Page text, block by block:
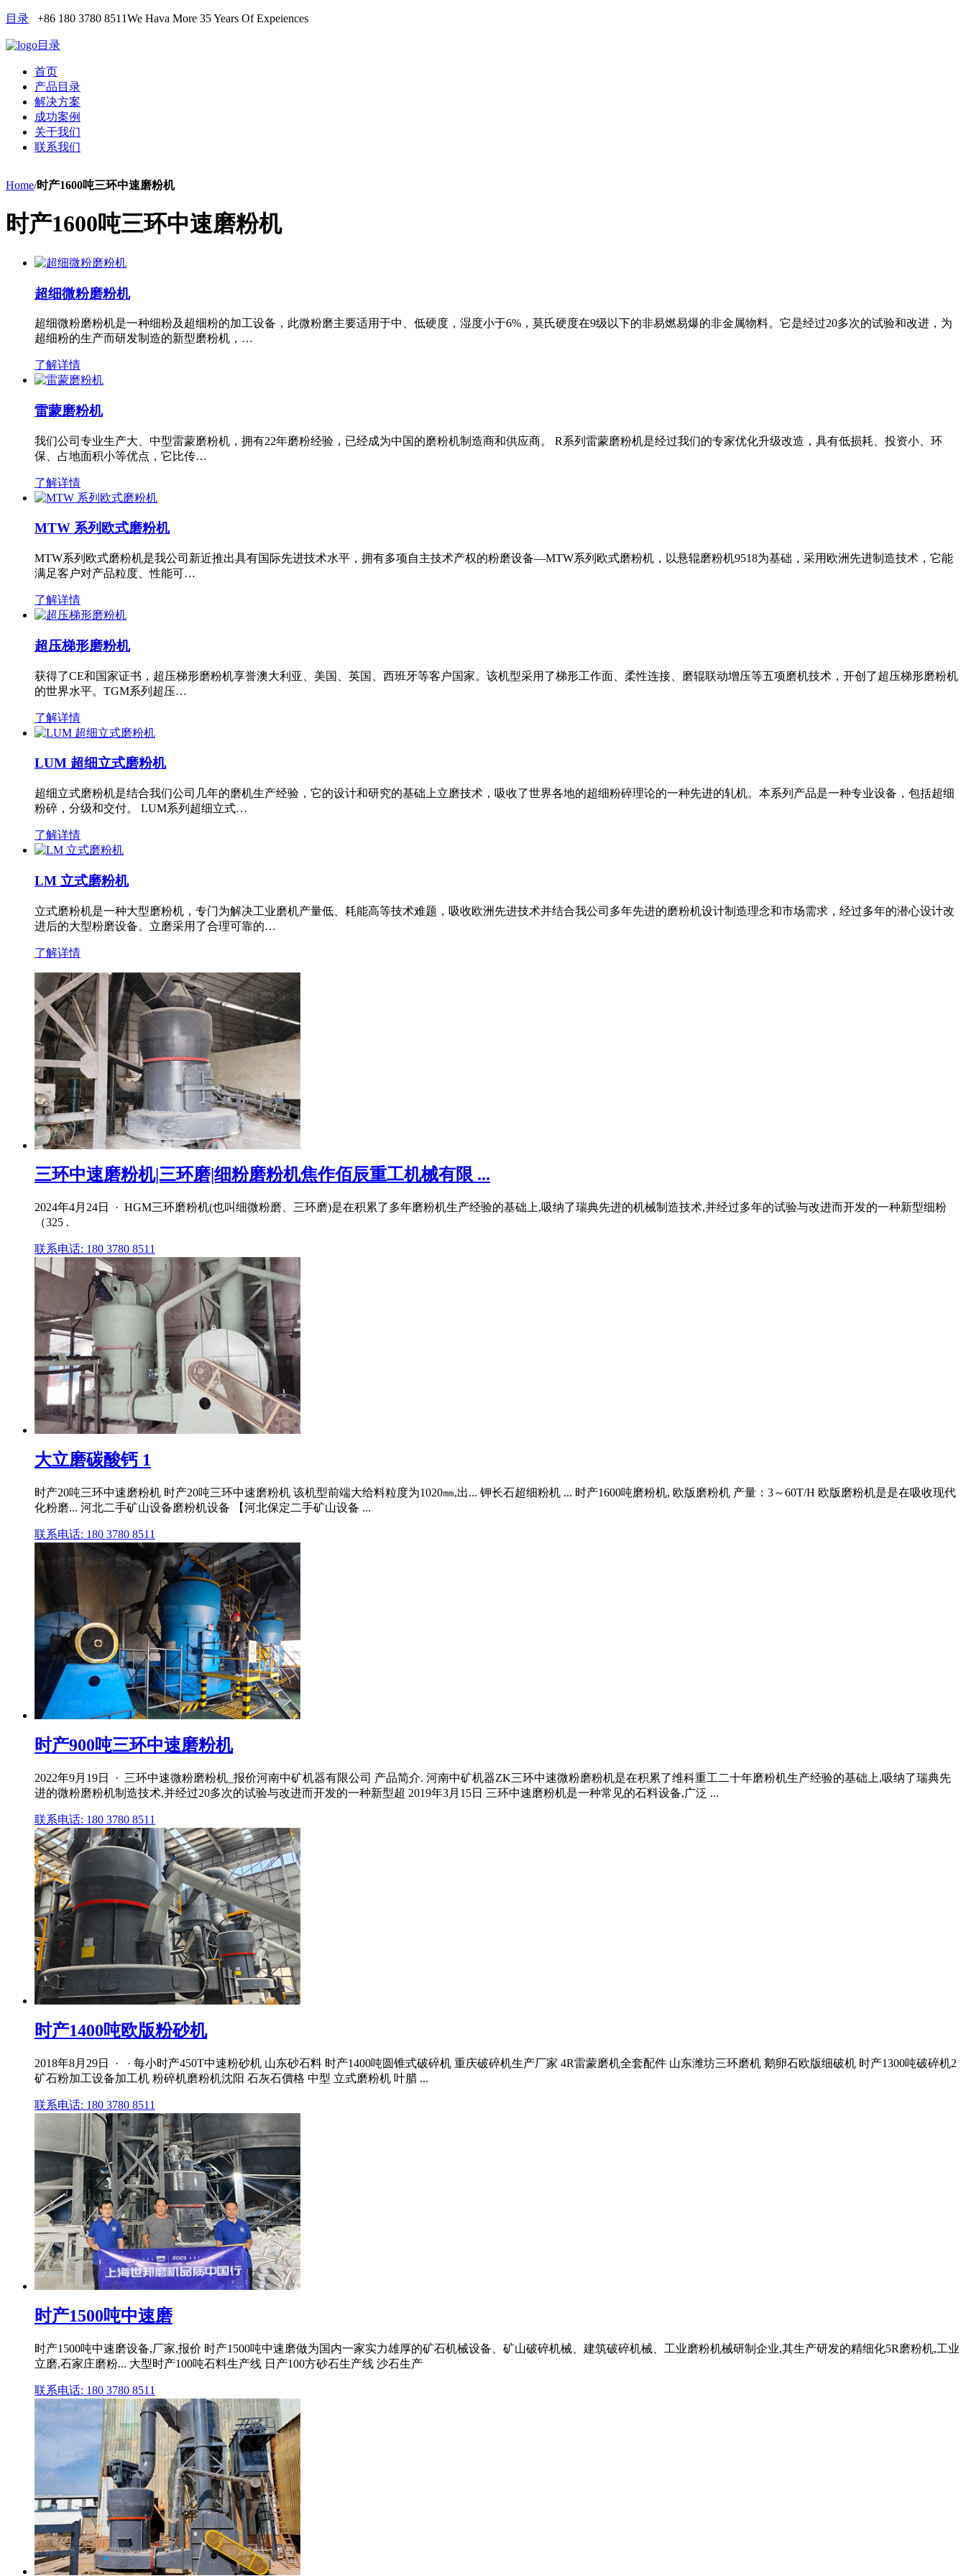
目录 +86 180 3780 8511We Hava More 35 Years Of Expeiences
目录
首页
产品目录
解决方案
成功案例
关于我们
联系我们
Home/时产1600吨三环中速磨粉机
时产1600吨三环中速磨粉机
超细微粉磨粉机
超细微粉磨粉机是一种细粉及超细粉的加工设备，此微粉磨主要适用于中、低硬度，湿度小于6%，莫氏硬度在9级以下的非易燃易爆的非金属物料。它是经过20多次的试验和改进，为
超细粉的生产而研发制造的新型磨粉机，…
了解详情
雷蒙磨粉机
我们公司专业生产大、中型雷蒙磨粉机，拥有22年磨粉经验，已经成为中国的磨粉机制造商和供应商。 R系列雷蒙磨粉机是经过我们的专家优化升级改造，具有低损耗、投资小、环
保、占地面积小等优点，它比传…
了解详情
MTW 系列欧式磨粉机
MTW系列欧式磨粉机是我公司新近推出具有国际先进技术水平，拥有多项自主技术产权的粉磨设备—MTW系列欧式磨粉机，以悬辊磨粉机9518为基础，采用欧洲先进制造技术，它能
满足客户对产品粒度、性能可…
了解详情
超压梯形磨粉机
获得了CE和国家证书，超压梯形磨粉机享誉澳大利亚、美国、英国、西班牙等客户国家。该机型采用了梯形工作面、柔性连接、磨辊联动增压等五项磨机技术，开创了超压梯形磨粉机
的世界水平。TGM系列超压…
了解详情
LUM 超细立式磨粉机
超细立式磨粉机是结合我们公司几年的磨机生产经验，它的设计和研究的基础上立磨技术，吸收了世界各地的超细粉碎理论的一种先进的轧机。本系列产品是一种专业设备，包括超细
粉碎，分级和交付。 LUM系列超细立式…
了解详情
LM 立式磨粉机
立式磨粉机是一种大型磨粉机，专门为解决工业磨机产量低、耗能高等技术难题，吸收欧洲先进技术并结合我公司多年先进的磨粉机设计制造理念和市场需求，经过多年的潜心设计改
进后的大型粉磨设备。立磨采用了合理可靠的…
了解详情
三环中速磨粉机|三环磨|细粉磨粉机焦作佰辰重工机械有限 ...
2024年4月24日 · HGM三环磨粉机(也叫细微粉磨、三环磨)是在积累了多年磨粉机生产经验的基础上,吸纳了瑞典先进的机械制造技术,并经过多年的试验与改进而开发的一种新型细粉
（325 .
联系电话: 180 3780 8511
大立磨碳酸钙 1
时产20吨三环中速磨粉机 时产20吨三环中速磨粉机 该机型前端大给料粒度为1020㎜,出... 钾长石超细粉机 ... 时产1600吨磨粉机, 欧版磨粉机 产量：3～60T/H 欧版磨粉机是是在吸收现代
化粉磨... 河北二手矿山设备磨粉机设备 【河北保定二手矿山设备 ...
联系电话: 180 3780 8511
时产900吨三环中速磨粉机
2022年9月19日 · 三环中速微粉磨粉机_报价河南中矿机器有限公司 产品简介. 河南中矿机器ZK三环中速微粉磨粉机是在积累了维科重工二十年磨粉机生产经验的基础上,吸纳了瑞典先
进的微粉磨粉机制造技术,并经过20多次的试验与改进而开发的一种新型超 2019年3月15日 三环中速磨粉机是一种常见的石料设备,广泛 ...
联系电话: 180 3780 8511
时产1400吨欧版粉砂机
2018年8月29日 · · 每小时产450T中速粉砂机 山东砂石料 时产1400吨圆锥式破碎机 重庆破碎机生产厂家 4R雷蒙磨机全套配件 山东潍坊三环磨机 鹅卵石欧版细破机 时产1300吨破碎机2
矿石粉加工设备加工机 粉碎机磨粉机沈阳 石灰石價格 中型 立式磨粉机 叶腊 ...
联系电话: 180 3780 8511
时产1500吨中速磨
时产1500吨中速磨设备,厂家,报价 时产1500吨中速磨做为国内一家实力雄厚的矿石机械设备、矿山破碎机械、建筑破碎机械、工业磨粉机械研制企业,其生产研发的精细化5R磨粉机,工业
立磨,石家庄磨粉... 大型时产100吨石料生产线 日产100方砂石生产线 沙石生产
联系电话: 180 3780 8511